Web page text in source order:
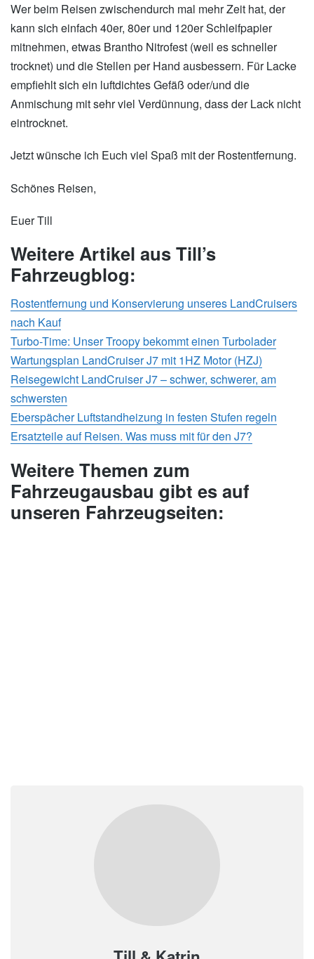
Wer beim Reisen zwischendurch mal mehr Zeit hat, der
kann sich einfach 40er, 80er und 120er Schleifpapier
mitnehmen, etwas Brantho Nitrofest (weil es schneller
trocknet) und die Stellen per Hand ausbessern. Für Lacke
empfiehlt sich ein luftdichtes Gefäß oder/und die
Anmischung mit sehr viel Verdünnung, dass der Lack nicht
eintrocknet.
Jetzt wünsche ich Euch viel Spaß mit der Rostentfernung.
Schönes Reisen,
Euer Till
Weitere Artikel aus Till’s
Fahrzeugblog:
Rostentfernung und Konservierung unseres LandCruisers
nach Kauf
Turbo-Time: Unser Troopy bekommt einen Turbolader
Wartungsplan LandCruiser J7 mit 1HZ Motor (HZJ)
Reisegewicht LandCruiser J7 – schwer, schwerer, am
schwersten
Eberspächer Luftstandheizung in festen Stufen regeln
Ersatzteile auf Reisen. Was muss mit für den J7?
Weitere Themen zum
Fahrzeugausbau gibt es auf
unseren Fahrzeugseiten: